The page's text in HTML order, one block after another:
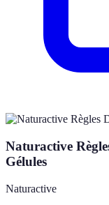
Naturactive
Gélules
Naturactive